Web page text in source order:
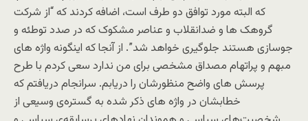
که البته مورد توافق دو طرف است، اضافه کردند که “از شرکت
گروهک ‌ها و ضدانقلاب و عناصر مشکوک که در صدد توطئه و
جوسازی هستند جلوگیری خواهد شد”. از آنجا که اینگونه واژه های
مبهم و پراتهام مصداق مشخصی برای من ندارد سعی کردم با طرح
پرسش های واضح منظورشان را دریابم. سرانجام دریافتم که
خطابشان در واژه های ذکر شده به گستره‌ی وسیعی از